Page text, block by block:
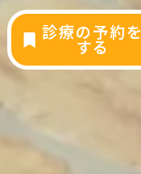
診療の予約を
する